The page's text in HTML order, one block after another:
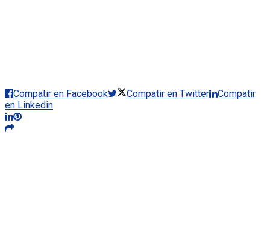
Compatir en Facebook Compatir en Twitter
Compatir
en Linkedin